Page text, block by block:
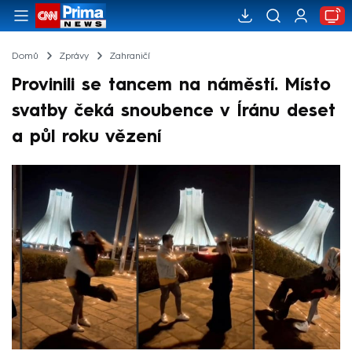
Domů Zprávy Zahraničí
Provinili se tancem na náměstí. Místo
svatby čeká snoubence v Íránu deset
a půl roku vězení